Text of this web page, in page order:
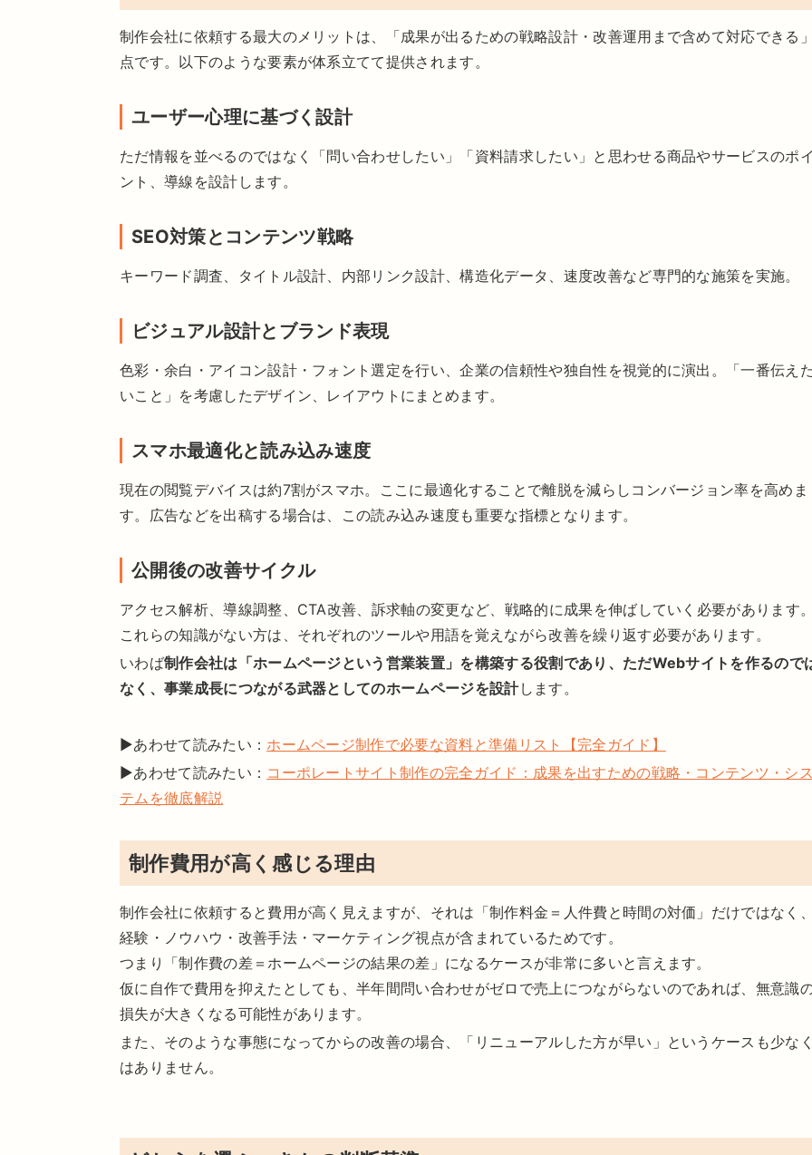
制作会社に依頼する最大のメリットは、「成果が出るための戦略設計・改善運用まで含めて対応できる
点です。以下のような要素が体系立てて提供されます。
ユーザー心理に基づく設計
ただ情報を並べるのではなく「問い合わせしたい」「資料請求したい」と思わせる商品やサービスのポ
ント、導線を設計します。
SEO対策とコンテンツ戦略
キーワード調査、タイトル設計、内部リンク設計、構造化データ、速度改善など専門的な施策を実施。
ビジュアル設計とブランド表現
色彩・余白・アイコン設計・フォント選定を行い、企業の信頼性や独自性を視覚的に演出。「一番伝え
いこと」を考慮したデザイン、レイアウトにまとめます。
スマホ最適化と読み込み速度
現在の閲覧デバイスは約7割がスマホ。ここに最適化することで離脱を減らしコンバージョン率を高めま
す。広告などを出稿する場合は、この読み込み速度も重要な指標となります。
公開後の改善サイクル
アクセス解析、導線調整、CTA改善、訴求軸の変更など、戦略的に成果を伸ばしていく必要があります
これらの知識がない方は、それぞれのツールや用語を覚えながら改善を繰り返す必要があります。
いわば制作会社は「ホームページという営業装置」を構築する役割であり、ただWebサイトを作るので
なく、事業成長につながる武器としてのホームページを設計します。
▶あわせて読みたい：ホームページ制作で必要な資料と準備リスト【完全ガイド】
▶あわせて読みたい： コーポレートサイト制作の完全ガイド：成果を出すための戦略・コンテンツ・シ
テムを徹底解説
制作費用が高く感じる理由
制作会社に依頼すると費用が高く見えますが、それは「制作料金＝人件費と時間の対価」だけではなく
経験・ノウハウ・改善手法・マーケティング視点が含まれているためです。
つまり「制作費の差＝ホームページの結果の差」になるケースが非常に多いと言えます。
仮に自作で費用を抑えたとしても、半年間問い合わせがゼロで売上につながらないのであれば、無意識
損失が大きくなる可能性があります。
また、そのような事態になってからの改善の場合、「リニューアルした方が早い」というケースも少な
はありません。